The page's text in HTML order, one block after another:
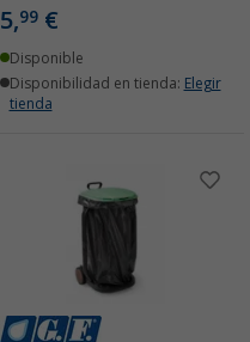
5,99 €
Disponible
Disponibilidad en tienda: Elegir
tienda